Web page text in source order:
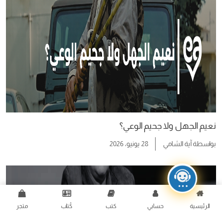
نعيم الجهل ولا جحيم الوعي؟
بواسطةآية الشامي 28 يونيو، 2026
الرئيسية حسابي كتب كُتاب متجر